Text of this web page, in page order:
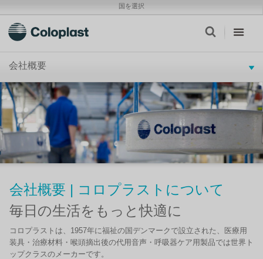
国を選択
会社概要
会社概要 | コロプラストについて
毎日の生活をもっと快適に
コロプラストは、1957年に福祉の国デンマークで設立された、医療用
装具・治療材料・喉頭摘出後の代用音声・呼吸器ケア用製品では世界ト
ップクラスのメーカーです。